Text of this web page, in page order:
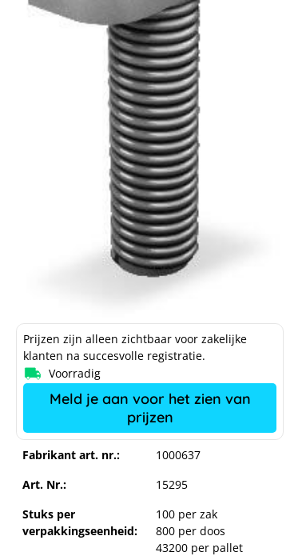
Fabrikant art. nr.:
1000637
Art. Nr.:
15295
Stuks per
verpakkingseenheid:
100 per zak
800 per doos
43200 per pallet
Prijzen zijn alleen zichtbaar voor zakelijke
klanten na succesvolle registratie.
Voorradig
Meld je aan voor het zien van
prijzen